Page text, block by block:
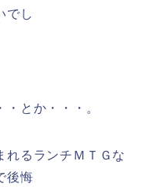
でし
とか・・・。
れるランチＭＴＧな
後悔